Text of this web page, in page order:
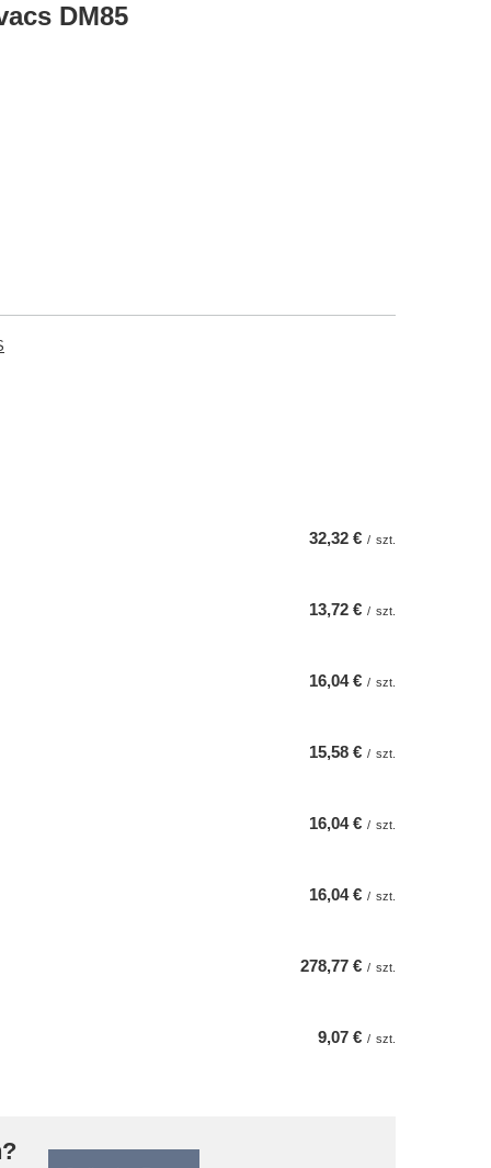
DM85
32,32 € / szt.
13,72 € / szt.
16,04 € / szt.
15,58 € / szt.
16,04 € / szt.
16,04 € / szt.
278,77 € / szt.
9,07 € / szt.